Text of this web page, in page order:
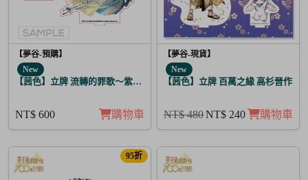
【夢谷-預購】
New
【茜色】立牌 流轉的罪歌～紫上清香～藤原定家
NT$ 600 購物車
【夢谷-現貨】
New
【茜色】立牌 百萬之緣 高杉晉作
NT$ 480NT$ 240 購物車
95折